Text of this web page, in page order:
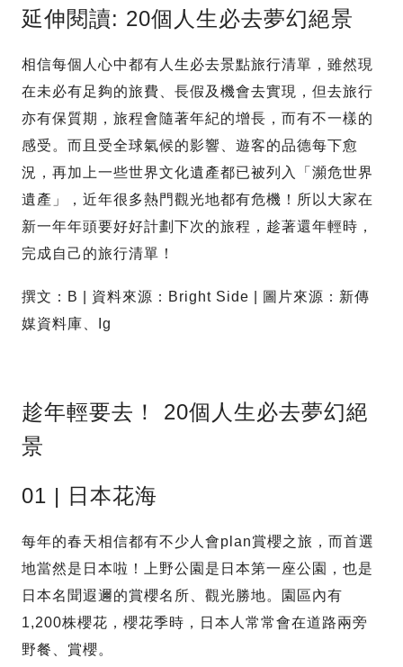
延伸閱讀: 20個人生必去夢幻絕景
相信每個人心中都有人生必去景點旅行清單，雖然現
在未必有足夠的旅費、長假及機會去實現，但去旅行
亦有保質期，旅程會隨著年紀的增長，而有不一樣的
感受。而且受全球氣候的影響、遊客的品德每下愈
況，再加上一些世界文化遺產都已被列入「瀕危世界
遺產」，近年很多熱門觀光地都有危機！所以大家在
新一年年頭要好好計劃下次的旅程，趁著還年輕時，
完成自己的旅行清單！
撰文：B | 資料來源：Bright Side | 圖片來源：新傳
媒資料庫、Ig
趁年輕要去！ 20個人生必去夢幻絕
景
01 | 日本花海
每年的春天相信都有不少人會plan賞櫻之旅，而首選
地當然是日本啦！上野公園是日本第一座公園，也是
日本名聞遐邇的賞櫻名所、觀光勝地。園區內有
1,200株櫻花，櫻花季時，日本人常常會在道路兩旁
野餐、賞櫻。